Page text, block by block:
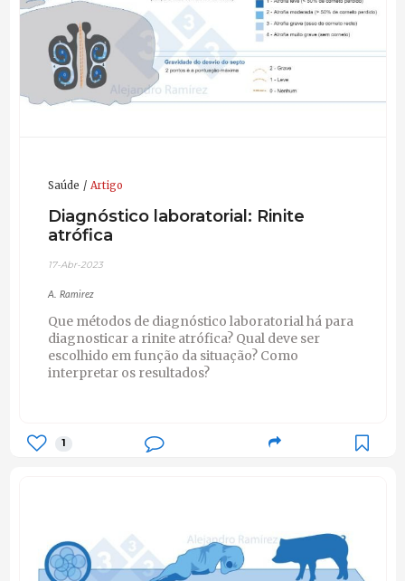
Saúde Artigo
Diagnóstico laboratorial: Rinite
atrófica
17-Abr-2023
A. Ramirez
Que métodos de diagnóstico laboratorial há para
diagnosticar a rinite atrófica? Qual deve ser
escolhido em função da situação? Como
interpretar os resultados?
1